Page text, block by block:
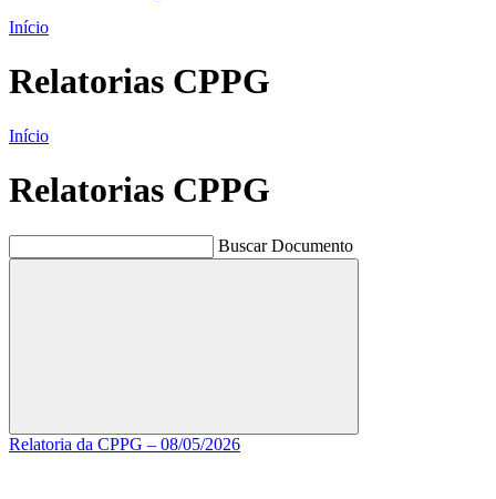
Início
Relatorias CPPG
Início
Relatorias CPPG
Buscar Documento
Buscar
Relatoria da CPPG – 08/05/2026